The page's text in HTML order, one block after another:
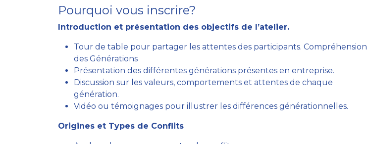
Pourquoi vous inscrire?
Introduction et présentation des objectifs de l’atelier.
Tour de table pour partager les attentes des participants. Compréhension
des Générations
Présentation des différentes générations présentes en entreprise.
Discussion sur les valeurs, comportements et attentes de chaque
génération.
Vidéo ou témoignages pour illustrer les différences générationnelles.
Origines et Types de Conflits